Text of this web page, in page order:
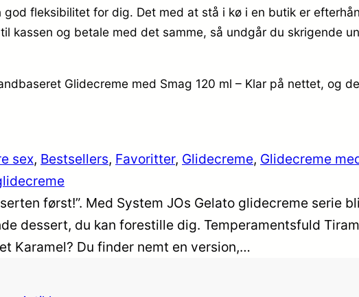
fleksibilitet for dig. Det med at stå i kø i en butik er
kassen og betale med det samme, så undgår du skrigende
Glidecreme med Smag 120 ml – Klar på nettet, og
sex, Bestsellers, Favoritter, Glidecreme, Glidecreme
først!”. Med System JOs Gelato glidecreme serie
dessert, du kan forestille dig. Temperamentsfuld
Karamel? Du finder nemt en version,…